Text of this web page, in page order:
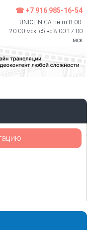
☎ +7 916 985-16-54
UNICLINICA пн-пт 8:00-
20:00 мск, сб-вс 8:00-17:00
мск